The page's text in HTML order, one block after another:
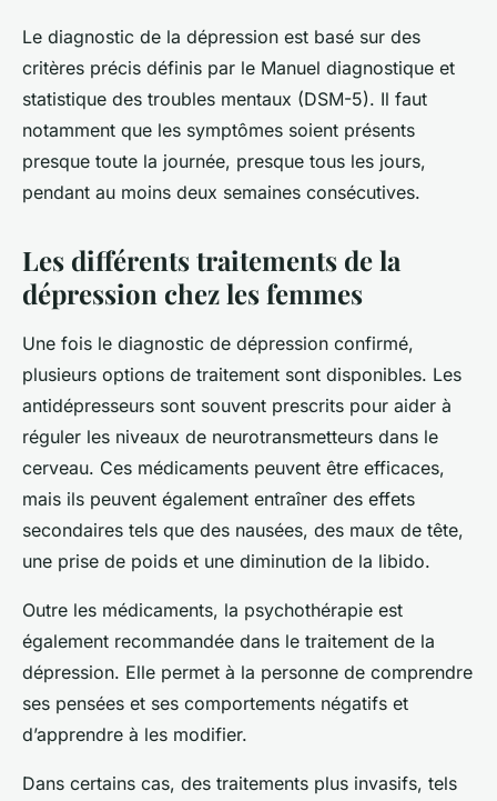
Le diagnostic de la dépression est basé sur des
critères précis définis par le Manuel diagnostique et
statistique des troubles mentaux (DSM-5). Il faut
notamment que les symptômes soient présents
presque toute la journée, presque tous les jours,
pendant au moins deux semaines consécutives.
Les différents traitements de la
dépression chez les femmes
Une fois le diagnostic de dépression confirmé,
plusieurs options de traitement sont disponibles. Les
antidépresseurs sont souvent prescrits pour aider à
réguler les niveaux de neurotransmetteurs dans le
cerveau. Ces médicaments peuvent être efficaces,
mais ils peuvent également entraîner des effets
secondaires tels que des nausées, des maux de tête,
une prise de poids et une diminution de la libido.
Outre les médicaments, la psychothérapie est
également recommandée dans le traitement de la
dépression. Elle permet à la personne de comprendre
ses pensées et ses comportements négatifs et
d’apprendre à les modifier.
Dans certains cas, des traitements plus invasifs, tels